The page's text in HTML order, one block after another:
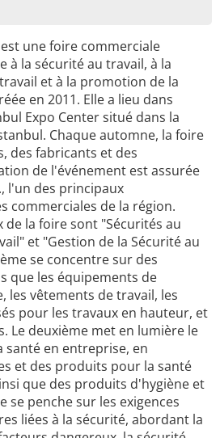
est une foire commerciale
à la sécurité au travail, à la
et à la promotion de la
en 2011. Elle a lieu dans
Expo Center situé dans la
Chaque automne, la foire
des fabricants et des
de l'événement est assurée
l'un des principaux
commerciales de la région.
de la foire sont "Sécurités au
et "Gestion de la Sécurité au
se concentre sur des
que les équipements de
les vêtements de travail, les
pour les travaux en hauteur, et
Le deuxième met en lumière le
santé en entreprise, en
et des produits pour la santé
que des produits d'hygiène et
se penche sur les exigences
liées à la sécurité, abordant la